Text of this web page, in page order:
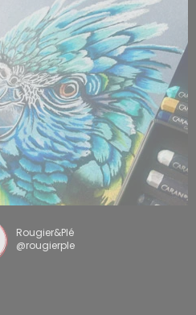
Rougier&Plé
@rougierple